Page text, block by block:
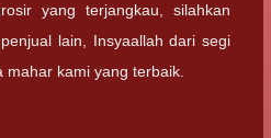
yang terjangkau, silahkan
lain, Insyaallah dari segi
mahar kami yang terbaik.